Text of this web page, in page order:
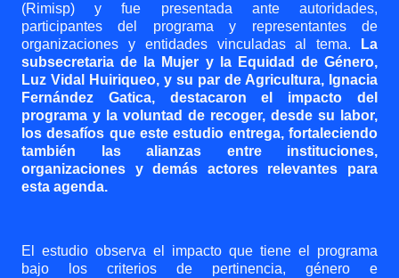
(Rimisp) y fue presentada ante autoridades,
participantes del programa y representantes de
organizaciones y entidades vinculadas al tema.
La
subsecretaria de la Mujer y la Equidad de Género,
Luz Vidal Huiriqueo, y su par de Agricultura, Ignacia
Fernández Gatica, destacaron el impacto del
programa y la voluntad de recoger, desde su labor,
los desafíos que este estudio entrega, fortaleciendo
también las alianzas entre instituciones,
organizaciones y demás actores relevantes para
esta agenda.
El estudio observa el impacto que tiene el programa
bajo los criterios de pertinencia, género e